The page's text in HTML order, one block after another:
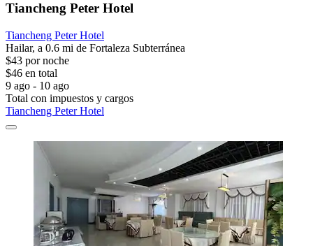
Tiancheng Peter Hotel
Tiancheng Peter Hotel
Hailar, a 0.6 mi de Fortaleza Subterránea
$43 por noche
$46 en total
9 ago - 10 ago
Total con impuestos y cargos
Tiancheng Peter Hotel